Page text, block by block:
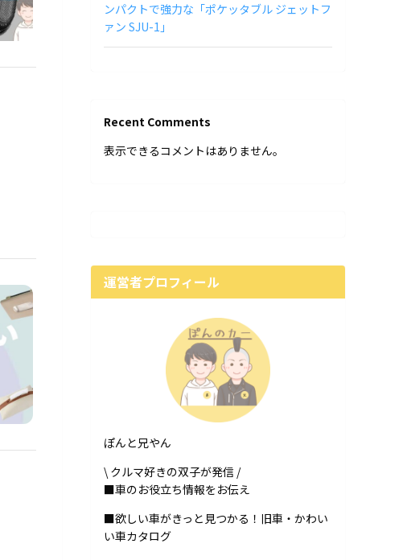
ンパクトで強力な「ポケッタブル ジェットフ
ァン SJU-1」
Recent Comments
表示できるコメントはありません。
運営者プロフィール
ぽんと兄やん
\ クルマ好きの双子が発信 /
■車のお役立ち情報をお伝え
■欲しい車がきっと見つかる！旧車・かわい
い車カタログ